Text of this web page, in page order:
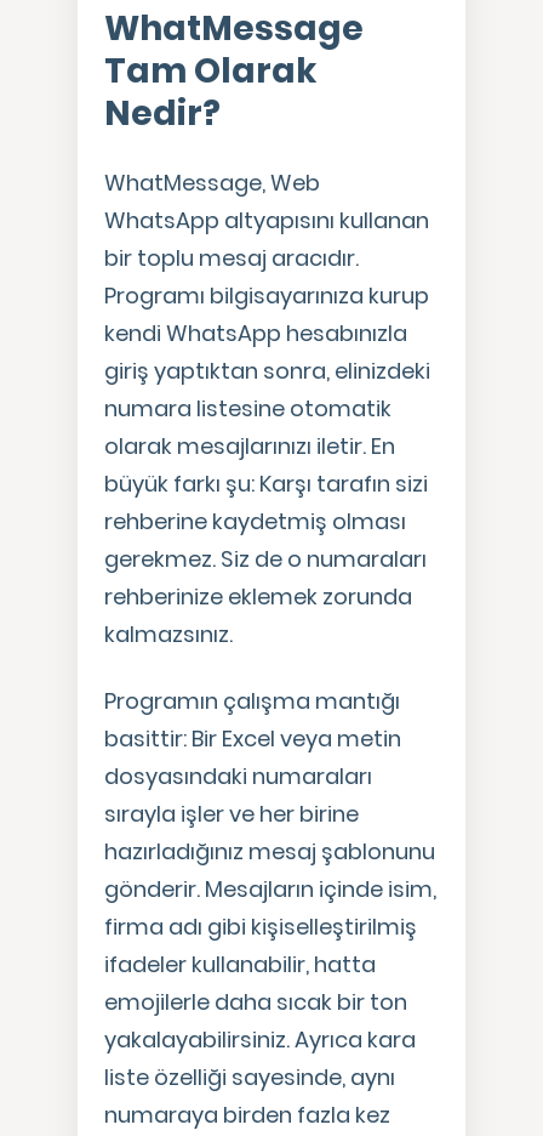
WhatMessage
Tam Olarak
Nedir?
WhatMessage, Web
WhatsApp altyapısını kullanan
bir toplu mesaj aracıdır.
Programı bilgisayarınıza kurup
kendi WhatsApp hesabınızla
giriş yaptıktan sonra, elinizdeki
numara listesine otomatik
olarak mesajlarınızı iletir. En
büyük farkı şu: Karşı tarafın sizi
rehberine kaydetmiş olması
gerekmez. Siz de o numaraları
rehberinize eklemek zorunda
kalmazsınız.
Programın çalışma mantığı
basittir: Bir Excel veya metin
dosyasındaki numaraları
sırayla işler ve her birine
hazırladığınız mesaj şablonunu
gönderir. Mesajların içinde isim,
firma adı gibi kişiselleştirilmiş
ifadeler kullanabilir, hatta
emojilerle daha sıcak bir ton
yakalayabilirsiniz. Ayrıca kara
liste özelliği sayesinde, aynı
numaraya birden fazla kez